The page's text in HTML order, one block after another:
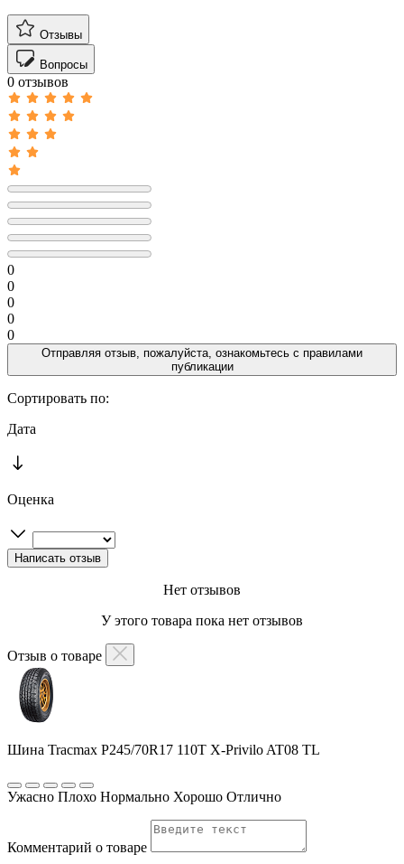
Отзывы
Вопросы
0 отзывов
0
0
0
0
0
Отправляя отзыв, пожалуйста, ознакомьтесь с правилами
публикации
Сортировать по:
Дата
Оценка
Нет отзывов
У этого товара пока нет отзывов
Отзыв о товаре
Шина Tracmax P245/70R17 110T X-Privilo AT08 TL
Ужасно Плохо Нормально Хорошо Отлично
Комментарий о товаре